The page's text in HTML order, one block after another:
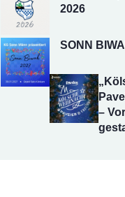
2026
SONN
–